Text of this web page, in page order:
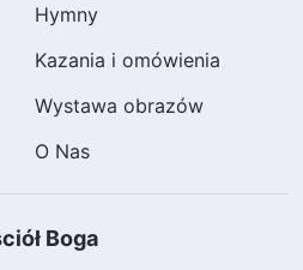
Hymny
Kazania i omówienia
Wystawa obrazów
O Nas
Boga